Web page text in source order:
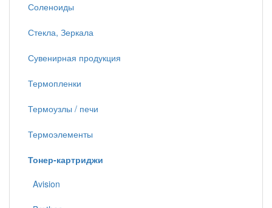
Соленоиды
Стекла, Зеркала
Сувенирная продукция
Термопленки
Термоузлы / печи
Термоэлементы
Тонер-картриджи
Avision